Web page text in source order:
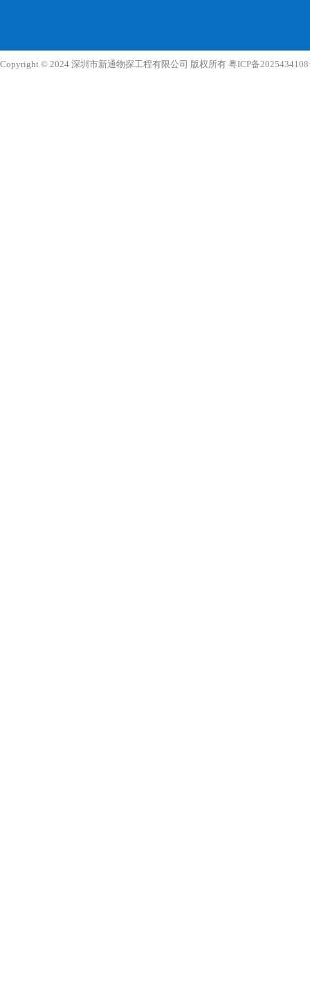
Copyright © 2024 深圳市新通物探工程有限公司 版权所有 粤ICP备